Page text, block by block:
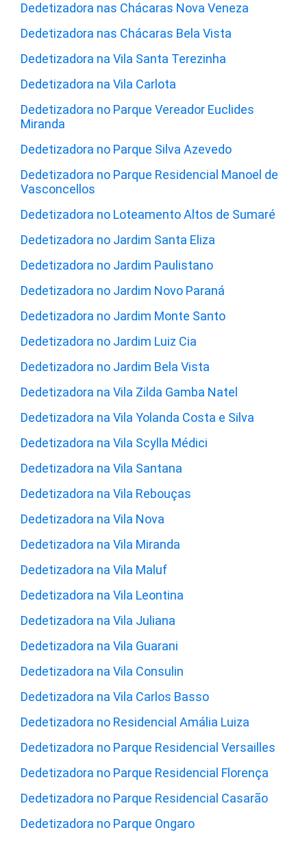
Dedetizadora nas Chácaras Nova Veneza
Dedetizadora nas Chácaras Bela Vista
Dedetizadora na Vila Santa Terezinha
Dedetizadora na Vila Carlota
Dedetizadora no Parque Vereador Euclides
Miranda
Dedetizadora no Parque Silva Azevedo
Dedetizadora no Parque Residencial Manoel de
Vasconcellos
Dedetizadora no Loteamento Altos de Sumaré
Dedetizadora no Jardim Santa Eliza
Dedetizadora no Jardim Paulistano
Dedetizadora no Jardim Novo Paraná
Dedetizadora no Jardim Monte Santo
Dedetizadora no Jardim Luiz Cia
Dedetizadora no Jardim Bela Vista
Dedetizadora na Vila Zilda Gamba Natel
Dedetizadora na Vila Yolanda Costa e Silva
Dedetizadora na Vila Scylla Médici
Dedetizadora na Vila Santana
Dedetizadora na Vila Rebouças
Dedetizadora na Vila Nova
Dedetizadora na Vila Miranda
Dedetizadora na Vila Maluf
Dedetizadora na Vila Leontina
Dedetizadora na Vila Juliana
Dedetizadora na Vila Guarani
Dedetizadora na Vila Consulin
Dedetizadora na Vila Carlos Basso
Dedetizadora no Residencial Amália Luiza
Dedetizadora no Parque Residencial Versailles
Dedetizadora no Parque Residencial Florença
Dedetizadora no Parque Residencial Casarão
Dedetizadora no Parque Ongaro